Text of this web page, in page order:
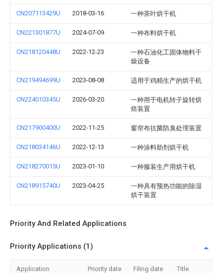
CN207113429U 2018-03-16 一种茶叶烘干机
CN221301877U 2024-07-09 一种布料烘干机
CN218120448U 2022-12-23
一种石油化工固体物料干
燥设备
CN219494699U 2023-08-08 适用于鸡精生产的烘干机
CN224010345U 2026-03-20
一种用于电机转子旋转烘
焙装置
CN217900400U 2022-11-25 窗帘布抗菌防臭处理装置
CN218034146U 2022-12-13 一种涂料助剂烘干机
CN218270015U 2023-01-10 一种服装生产用烘干机
CN218915740U 2023-04-25
一种具有预热功能的除湿
烘干装置
Priority And Related Applications
Priority Applications (1)
Application Priority date Filing date Title